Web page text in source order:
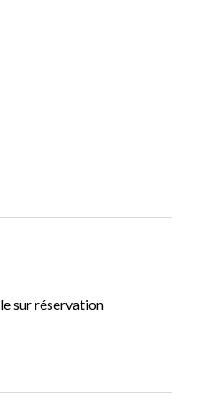
sur réservation